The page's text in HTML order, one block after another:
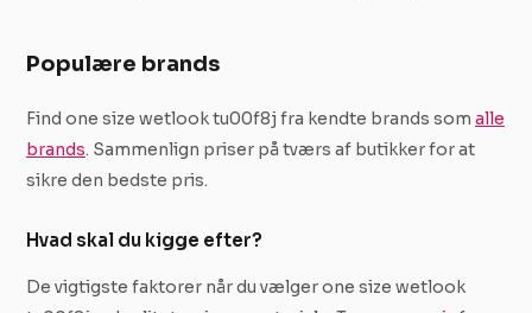
Populære brands
Find one size wetlook tu00f8j fra kendte brands som alle
brands. Sammenlign priser på tværs af butikker for at
sikre den bedste pris.
Hvad skal du kigge efter?
De vigtigste faktorer når du vælger one size wetlook